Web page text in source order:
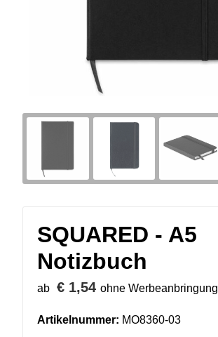
SQUARED - A5
Notizbuch
ab € 1,54 ohne Werbeanbringung
Artikelnummer: MO8360-03